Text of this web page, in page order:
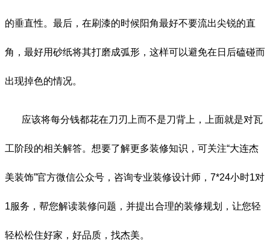
的垂直性。最后，在刷漆的时候阳角最好不要流出尖锐的直
角，最好用砂纸将其打磨成弧形，这样可以避免在日后磕碰而
出现掉色的情况。
应该将每分钱都花在刀刃上而不是刀背上，上面就是对瓦
工阶段的相关解答。想要了解更多装修知识，可关注“大连杰
美装饰”官方微信公众号，咨询专业装修设计师，7*24小时1对
1服务，帮您解读装修问题，并提出合理的装修规划，让您轻
轻松松住好家，好品质，找杰美。